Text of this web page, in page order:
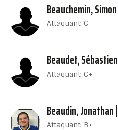
Beauchemin, Simon
Attaquant: C
Beaudet, Sébastien
Attaquant: C+
Beaudin, Jonathan
Attaquant: B+